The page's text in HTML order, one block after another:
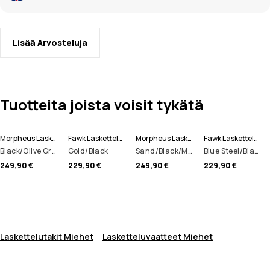
Lisää Arvosteluja
Tuotteita joista voisit tykätä
Morpheus Laskettelutakki Miehet
Black/Olive Green/Light Grey
249,90 €
Fawk Laskettelutakki Miehet
Gold/Black
229,90 €
Morpheus Laskettelutakki Miehet
Sand/Black/Metal Blue
249,90 €
Fawk Laskettelutakki Miehet
Blue Steel/Black
229,90 €
Laskettelutakit Miehet Lasketteluvaatteet Miehet